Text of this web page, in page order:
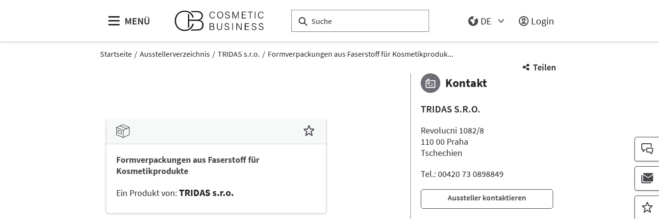
MENÜ
DE
Login
Startseite Ausstellerverzeichnis TRIDAS s.r.o. Formverpackungen aus Faserstoff für Kosmetikproduk...
Teilen
Formverpackungen aus Faserstoff für
Kosmetikprodukte
Ein Produkt von:TRIDAS s.r.o.
Kontakt
TRIDAS S.R.O.
Revolucni 1082/8
110 00 Praha
Tschechien
Tel.: 00420 73 0898849
Aussteller kontaktieren